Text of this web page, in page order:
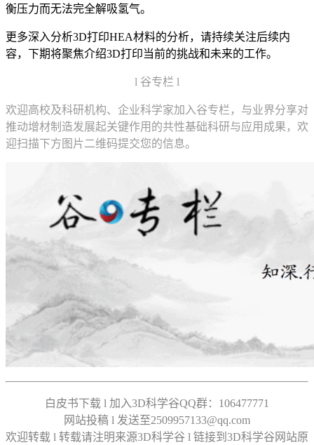
衡压力而无法完全解吸氢气。
更多深入分析3D打印HEA材料的分析，请持续关注后续内
容，下期将聚焦介绍3D打印当前的挑战和未来的工作。
l 谷专栏 l
欢迎高校及科研机构、企业科学家加入谷专栏，与业界分享对
推动增材制造发展起关键作用的共性基础科研与应用成果，欢
迎扫描下方图片二维码提交您的信息。
白皮书下载 l 加入3D科学谷QQ群：106477771
网站投稿 l 发送至2509957133@qq.com
欢迎转载 l 转载请注明来源3D科学谷 l 链接到3D科学谷网站原